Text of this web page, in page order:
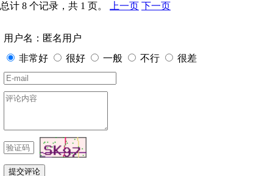
总计 8 个记录，共 1 页。 上一页 下一页
用户名：匿名用户
非常好
很好 一般 不行 很差